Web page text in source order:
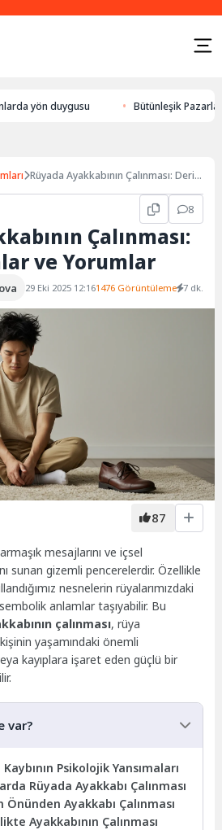
duygusu Bütünleşik Pazarlama:
Rüyada Ayakkabının Çalınması: Derin
8
Çalınması:
ve Yorumlar
29 Eki 2025 12:161476 Görüntüleme 7 dk.
87
mesajlarını ve içsel
sunan gizemli pencerelerdir. Özellikle
nesnelerin rüyalarımızdaki
anlamlar taşıyabilir. Bu
çalınması, rüya
yaşamındaki önemli
kayıplara işaret eden güçlü bir
var?
Psikolojik Yansımaları
Rüyada Ayakkabı Çalınması
Önünden Ayakkabı Çalınması
Ayakkabının Çalınması